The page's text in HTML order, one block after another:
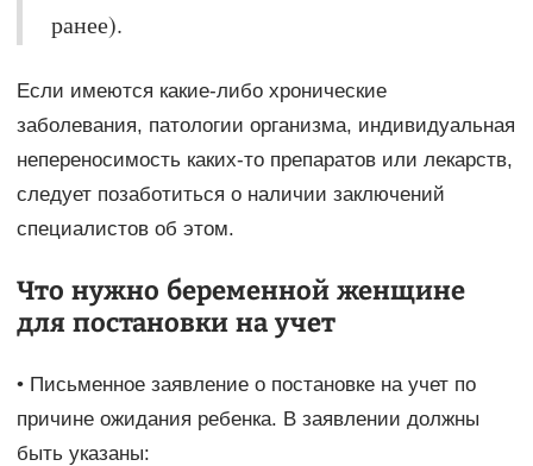
ранее).
Если имеются какие-либо хронические
заболевания, патологии организма, индивидуальная
непереносимость каких-то препаратов или лекарств,
следует позаботиться о наличии заключений
специалистов об этом.
Что нужно беременной женщине
для постановки на учет
• Письменное заявление о постановке на учет по
причине ожидания ребенка. В заявлении должны
быть указаны: